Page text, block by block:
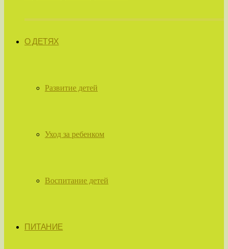
О ДЕТЯХ
Развитие детей
Уход за ребенком
Воспитание детей
ПИТАНИЕ